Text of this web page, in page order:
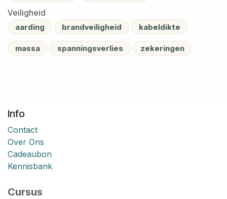
Veiligheid
aarding brandveiligheid kabeldikte
massa spanningsverlies zekeringen
Info
Contact
Over Ons
Cadeaubon
Kennisbank
Cursus